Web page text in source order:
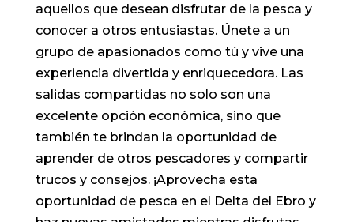
aquellos que desean disfrutar de la pesca y
conocer a otros entusiastas. Únete a un
grupo de apasionados como tú y vive una
experiencia divertida y enriquecedora. Las
salidas compartidas no solo son una
excelente opción económica, sino que
también te brindan la oportunidad de
aprender de otros pescadores y compartir
trucos y consejos. ¡Aprovecha esta
oportunidad de pesca en el Delta del Ebro y